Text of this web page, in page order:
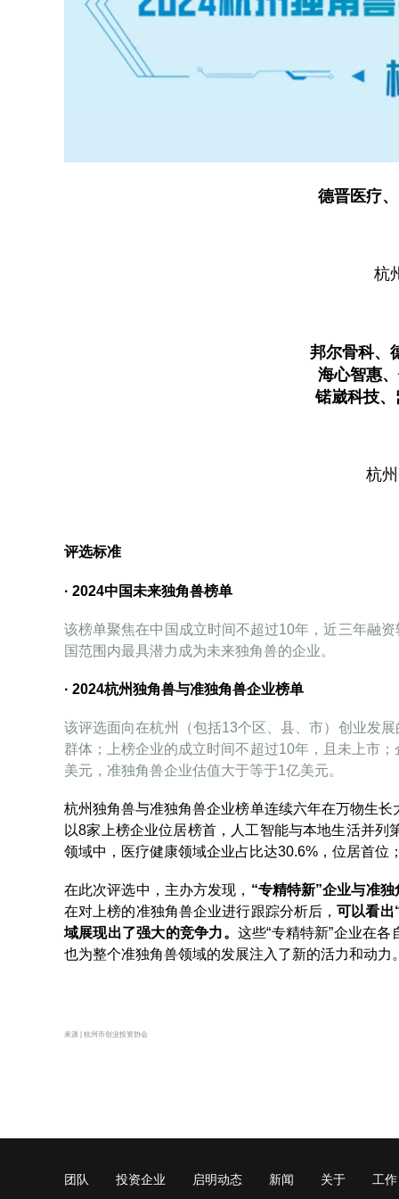
德晋医疗
杭
邦尔骨科、
海心智惠
锘崴科技
杭
评选标准
· 2024中国未来独角兽榜单
该榜单聚焦在中国成立时间不超过10年，近三年融
国范围内最具潜力成为未来独角兽的企业。
· 2024杭州独角兽与准独角兽企业榜单
该评选面向在杭州（包括13个区、县、市）创业发
群体；上榜企业的成立时间不超过10年，且未上市
美元，准独角兽企业估值大于等于1亿美元。
杭州独角兽与准独角兽企业榜单连续六年在万物生
以8家上榜企业位居榜首，人工智能与本地生活并
领域中，医疗健康领域企业占比达30.6%，位居首
在此次评选中，主办方发现， “专精特新”企业与准
在对上榜的准独角兽企业进行跟踪分析后， 可以看
域展现出了强大的竞争力。 这些“专精特新”企业在
也为整个准独角兽领域的发展注入了新的活力和动力
来源 | 杭州市创业投资协会
团队 投资企业 启明动态 新闻 关于 工作